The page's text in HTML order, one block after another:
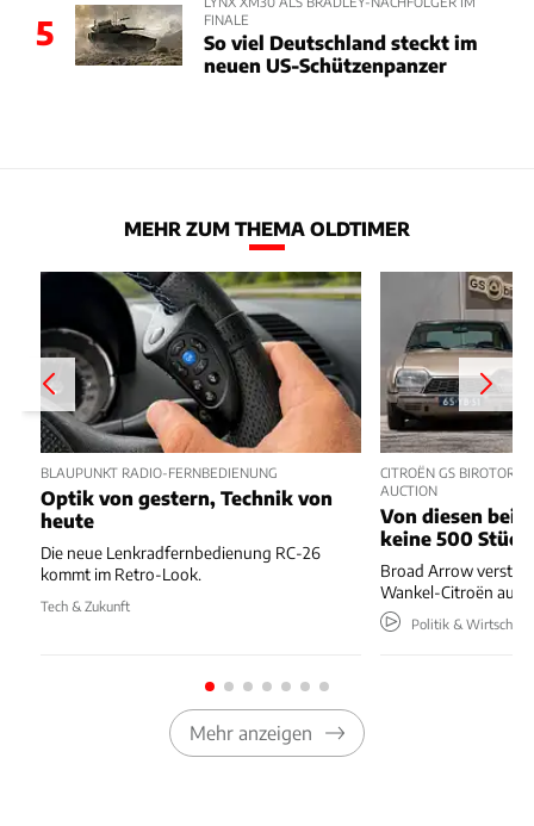
5
FINALE
So viel Deutschland steckt im
neuen US-Schützenpanzer
MEHR ZUM THEMA OLDTIMER
BLAUPUNKT RADIO-FERNBEDIENUNG
Optik von gestern, Technik von
heute
Die neue Lenkradfernbedienung RC-26
kommt im Retro-Look.
Tech & Zukunft
CITROËN GS BIROTOR
AUCTION
Von diesen
keine 500 Stück
Broad Arrow
Wankel-Citroën aus
Politik & Wirtschaft
Mehr anzeigen